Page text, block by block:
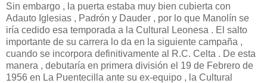
Sin embargo , la puerta estaba muy bien cubierta con
Adauto Iglesias , Padrón y Dauder , por lo que Manolín se
iría cedido esa temporada a la Cultural Leonesa . El salto
importante de su carrera lo da en la siguiente campaña ,
cuando se incorpora definitivamente al R.C. Celta . De esta
manera , debutaría en primera división el 19 de Febrero de
1956 en La Puentecilla ante su ex-equipo , la Cultural